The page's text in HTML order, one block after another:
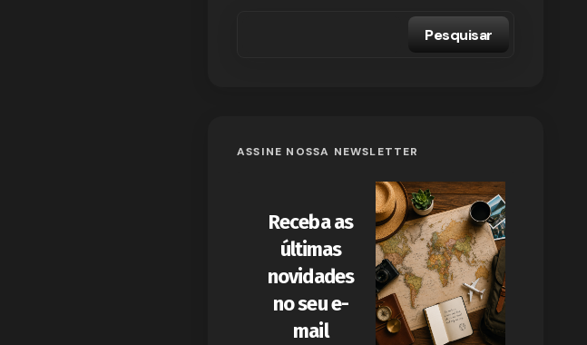
Pesquisar
ASSINE NOSSA NEWSLETTER
Receba as
últimas
novidades
no seu e-
mail